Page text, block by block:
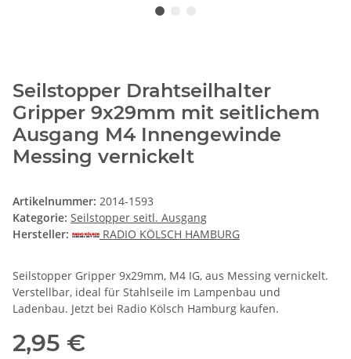
Seilstopper Drahtseilhalter
Gripper 9x29mm mit seitlichem
Ausgang M4 Innengewinde
Messing vernickelt
Artikelnummer: 2014-1593
Kategorie: Seilstopper seitl. Ausgang
Hersteller:
RADIO KÖLSCH HAMBURG
Seilstopper Gripper 9x29mm, M4 IG, aus Messing vernickelt.
Verstellbar, ideal für Stahlseile im Lampenbau und
Ladenbau. Jetzt bei Radio Kölsch Hamburg kaufen.
2,95 €